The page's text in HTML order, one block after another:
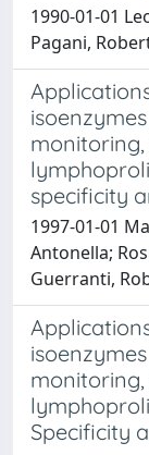
1990-01-01
Pagani,
specificity
1997-01-01
Antonella;
Guerranti,
Specificity